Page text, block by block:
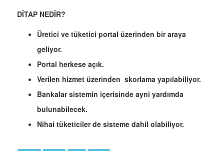
DİTAP NEDİR?
Üretici ve tüketici portal üzerinden bir araya
geliyor.
Portal herkese açık.
Verilen hizmet üzerinden skorlama yapılabiliyor.
Bankalar sistemin içerisinde ayni yardımda
bulunabilecek.
Nihai tüketiciler de sisteme dahil olabiliyor.